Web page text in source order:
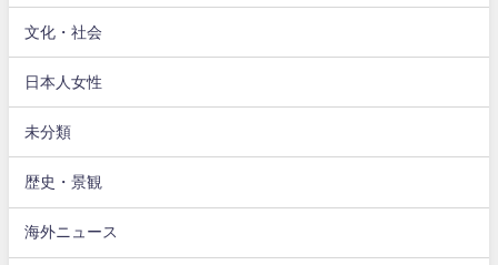
文化・社会
日本人女性
未分類
歴史・景観
海外ニュース